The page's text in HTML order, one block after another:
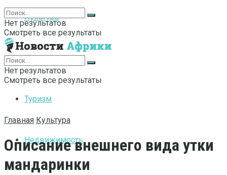
Культура
Интернет
Туризм
Недвижимость
Нет результатов
Смотреть все результаты
Нет результатов
Смотреть все результаты
Главная Культура
Описание внешнего вида утки
мандаринки